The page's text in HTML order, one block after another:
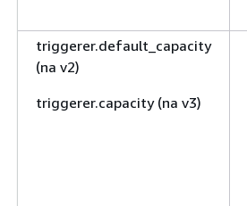
triggerer.default_capacity
(na v2)
triggerer.capacity (na v3)